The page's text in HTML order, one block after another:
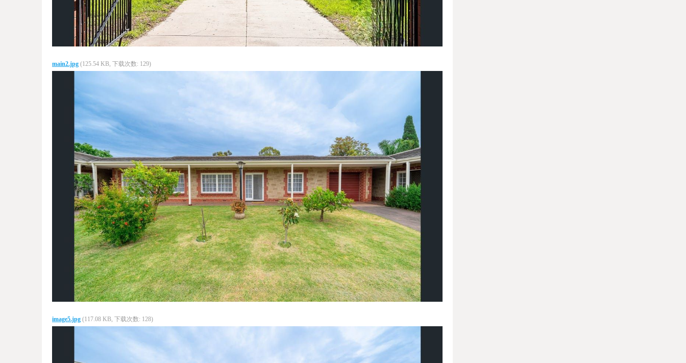
main2.jpg (125.54 KB, 下载次数: 129)
image5.jpg (117.08 KB, 下载次数: 128)